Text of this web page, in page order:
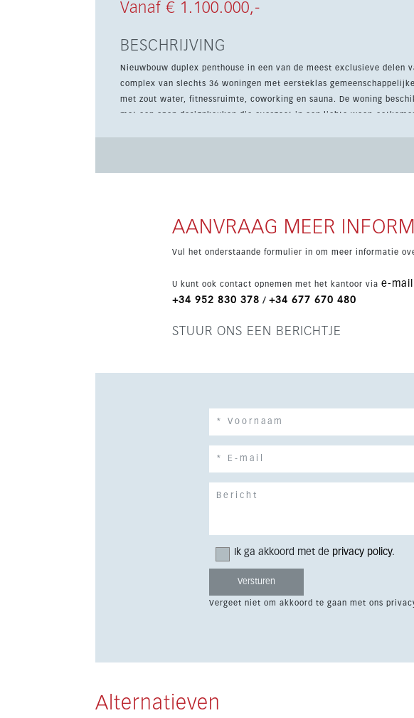
Vanaf € 1.100.000,-
BESCHRIJVING
Nieuwbouw duplex penthouse in een van de meest exclusieve delen
complex van slechts 36 woningen met eersteklas
met zout water, fitnessruimte, coworking en sauna. De woning beschikt over 2 slaapkamers en 2 badkamers,
met een open designkeuken die overgaat in een lichte woon-
AANVRAAG MEER
Vul het onderstaande formulier in om meer informatie
U kunt ook contact opnemen met het kantoor via e-mail
+34 952 830 378 / +34 677 670 480
STUUR ONS EEN BERICHTJE
Ik ga akkoord met de privacy policy.
Vergeet niet om akkoord te gaan met ons
Alternatieven